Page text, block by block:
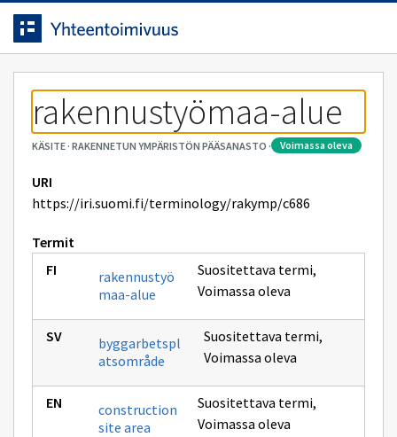
Siirrytty
sivulle
Siirry suoraan sisältöön.
rakennustyömaa-alue
KÄSITE· RAKENNETUN YMPÄRISTÖN PÄÄSANASTO · voimassa oleva
URI
https://iri.suomi.fi/terminology/rakymp/c686
Termit
rakennustyö
maa-alue
Suositettava termi,
Voimassa oleva
byggarbetspl
atsområde
Suositettava termi,
Voimassa oleva
construction
site area
Suositettava termi,
Voimassa oleva